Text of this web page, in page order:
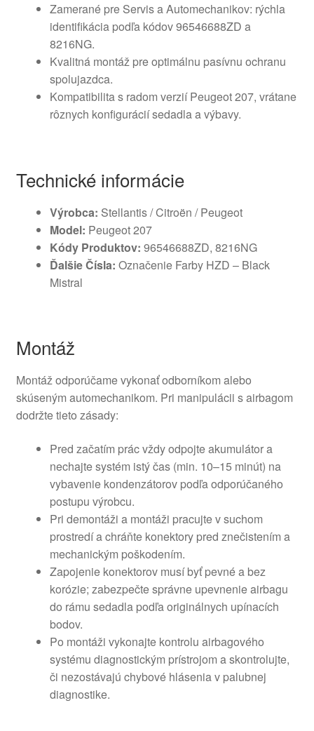
Zamerané pre Servis a Automechanikov: rýchla
identifikácia podľa kódov 96546688ZD a
8216NG.
Kvalitná montáž pre optimálnu pasívnu ochranu
spolujazdca.
Kompatibilita s radom verzií Peugeot 207, vrátane
rôznych konfigurácií sedadla a výbavy.
Technické informácie
Výrobca: Stellantis / Citroën / Peugeot
Model: Peugeot 207
Kódy Produktov: 96546688ZD, 8216NG
Ďalšie Čísla: Označenie Farby HZD – Black
Mistral
Montáž
Montáž odporúčame vykonať odborníkom alebo
skúseným automechanikom. Pri manipulácii s airbagom
dodržte tieto zásady:
Pred začatím prác vždy odpojte akumulátor a
nechajte systém istý čas (min. 10–15 minút) na
vybavenie kondenzátorov podľa odporúčaného
postupu výrobcu.
Pri demontáži a montáži pracujte v suchom
prostredí a chráňte konektory pred znečistením a
mechanickým poškodením.
Zapojenie konektorov musí byť pevné a bez
korózie; zabezpečte správne upevnenie airbagu
do rámu sedadla podľa originálnych upínacích
bodov.
Po montáži vykonajte kontrolu airbagového
systému diagnostickým prístrojom a skontrolujte,
či nezostávajú chybové hlásenia v palubnej
diagnostike.